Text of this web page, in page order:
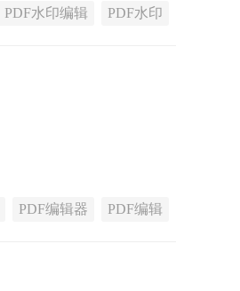
PDF水印编辑 PDF水印
PDF编辑器 PDF编辑